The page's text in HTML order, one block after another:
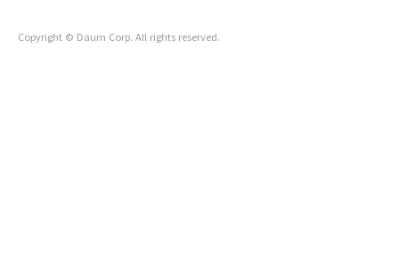
Copyright © Daum Corp. All rights reserved.